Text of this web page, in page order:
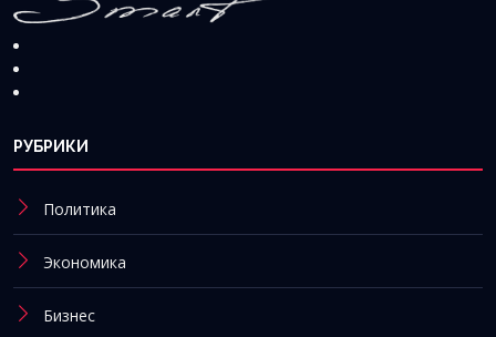
РУБРИКИ
Политика
Экономика
Бизнес